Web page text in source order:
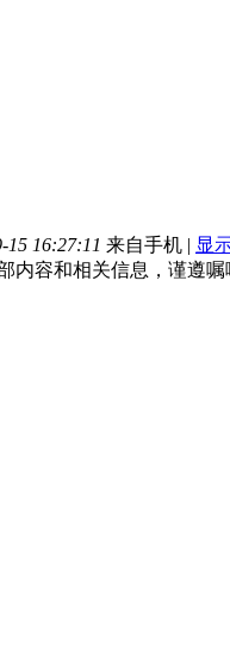
15 16:27:11 来自手机 | 显
内容和相关信息，谨遵嘱